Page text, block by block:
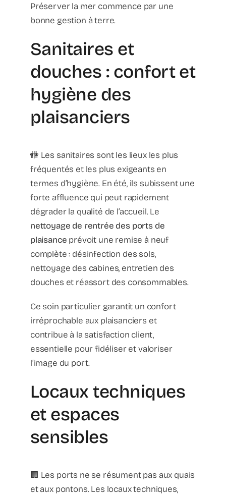
Préserver la mer commence par une
bonne gestion à terre.
Sanitaires et
douches : confort et
hygiène des
plaisanciers
🚻 Les sanitaires sont les lieux les plus
fréquentés et les plus exigeants en
termes d’hygiène. En été, ils subissent une
forte affluence qui peut rapidement
dégrader la qualité de l’accueil. Le
nettoyage de rentrée des ports de
plaisance prévoit une remise à neuf
complète : désinfection des sols,
nettoyage des cabines, entretien des
douches et réassort des consommables.
Ce soin particulier garantit un confort
irréprochable aux plaisanciers et
contribue à la satisfaction client,
essentielle pour fidéliser et valoriser
l’image du port.
Locaux techniques
et espaces
sensibles
🏢 Les ports ne se résument pas aux quais
et aux pontons. Les locaux techniques,